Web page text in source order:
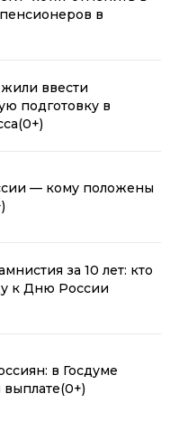
в
ввести
подготовку в
(0+)
— кому положены
за 10 лет: кто
к Дню России
в Госдуме
(0+)